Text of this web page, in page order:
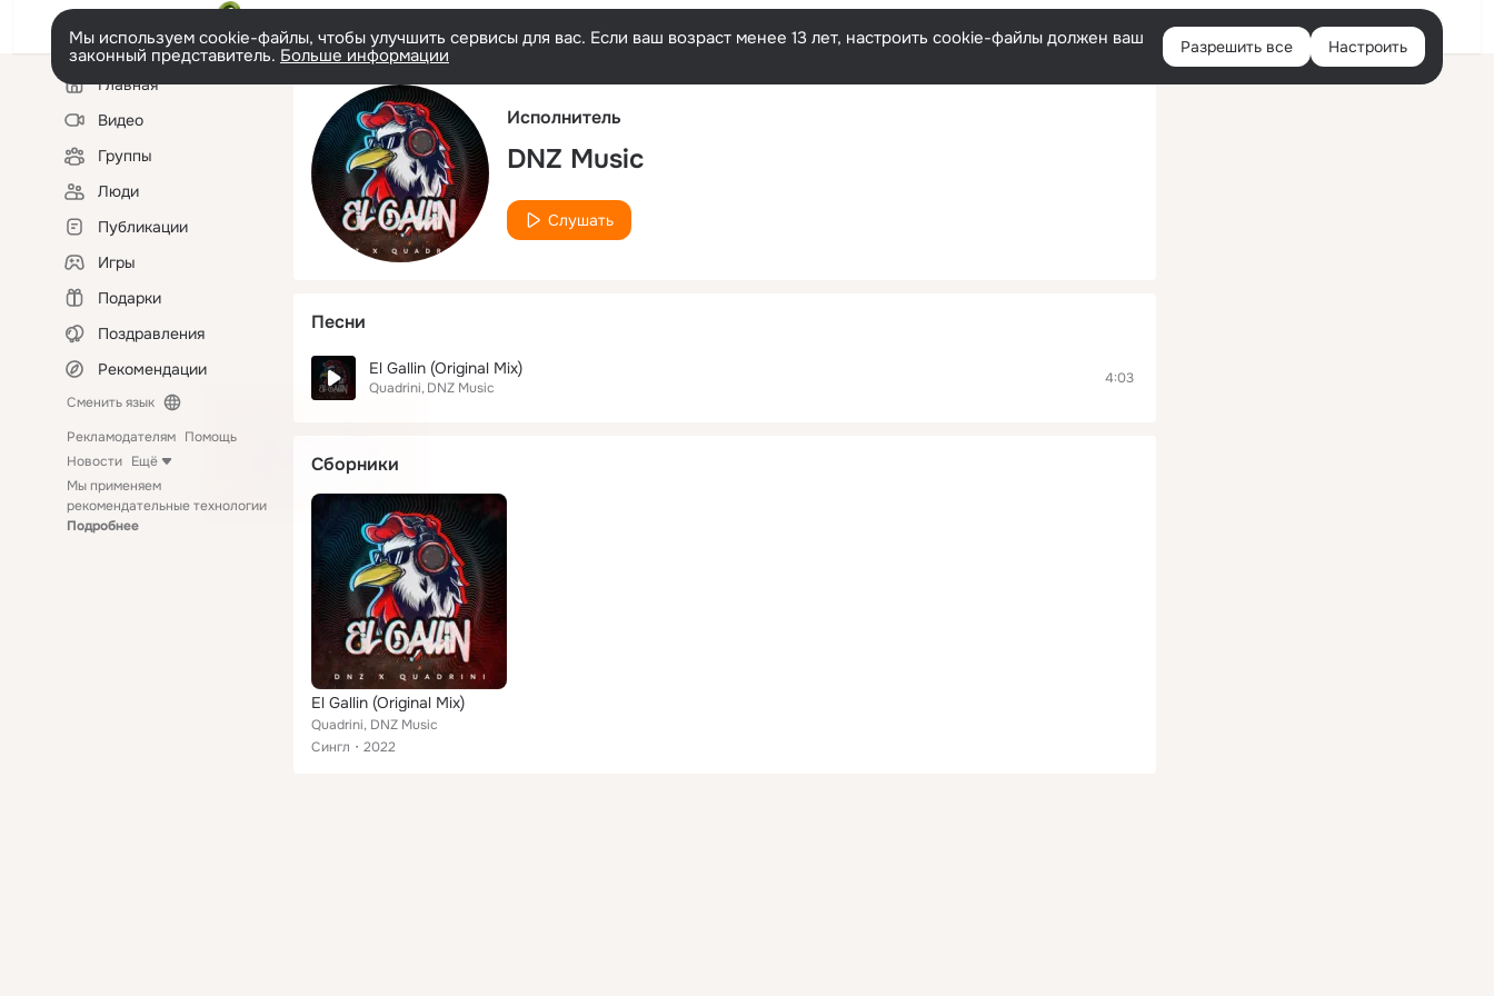
Русский Войти
Мы используем cookie-файлы, чтобы улучшить сервисы для вас. Если ваш возраст менее 13 лет, настроить cookie-файлы должен ваш
законный представитель. Больше информации Разрешить все Настроить
Левая
колонкаГлавная
Видео
Группы
Люди
Публикации
Игры
Подарки
Поздравления
Рекомендации
Сменить язык
Рекламодателям Помощь
Новости Ещё
Мы применяем
рекомендательные технологии
Подробнее
Исполнитель
DNZ Music
Слушать
Песни
El Gallin (Original Mix)
Quadrini DNZ Music
4:03
Сборники
El Gallin (Original Mix)
Quadrini, DNZ Music
Сингл
2022